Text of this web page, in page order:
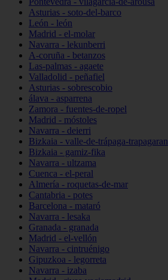
Asturias - soto-del-barco
León - león
Madrid - el-molar
Navarra - lekunberri
A-coruña - betanzos
Las-palmas - agaete
Valladolid - peñafiel
Asturias - sobrescobio
álava - asparrena
Zamora - fuentes-de-ropel
Madrid - móstoles
Navarra - deierri
Bizkaia - valle-de-trápaga-trapagaran
Bizkaia - gamiz-fika
Navarra - ultzama
Cuenca - el-peral
Almería - roquetas-de-mar
Cantabria - potes
Barcelona - mataró
Navarra - lesaka
Granada - granada
Madrid - el-vellón
Navarra - cintruénigo
Gipuzkoa - legorreta
Navarra - izaba